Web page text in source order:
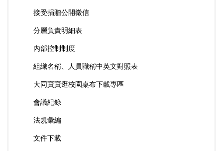
接受捐贈公開徵信
分層負責明細表
內部控制制度
組織名稱、人員職稱中英文對照表
大同寶寶逛校園桌布下載專區
會議紀錄
法規彙編
文件下載